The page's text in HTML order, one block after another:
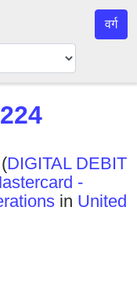
वर्ग
(DIGITAL DEBIT
-
in United